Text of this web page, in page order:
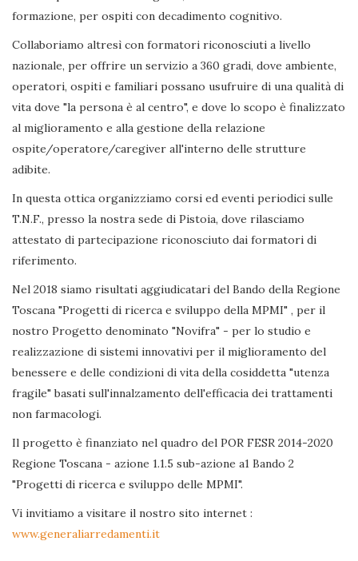
formazione, per ospiti con decadimento cognitivo.
Collaboriamo altresì con formatori riconosciuti a livello
nazionale, per offrire un servizio a 360 gradi, dove ambiente,
operatori, ospiti e familiari possano usufruire di una qualità di
vita dove "la persona è al centro", e dove lo scopo è finalizzato
al miglioramento e alla gestione della relazione
ospite/operatore/caregiver all'interno delle strutture
adibite.
In questa ottica organizziamo corsi ed eventi periodici sulle
T.N.F., presso la nostra sede di Pistoia, dove rilasciamo
attestato di partecipazione riconosciuto dai formatori di
riferimento.
Nel 2018 siamo risultati aggiudicatari del Bando della Regione
Toscana "Progetti di ricerca e sviluppo della MPMI" , per il
nostro Progetto denominato "Novifra" - per lo studio e
realizzazione di sistemi innovativi per il miglioramento del
benessere e delle condizioni di vita della cosiddetta "utenza
fragile" basati sull'innalzamento dell'efficacia dei trattamenti
non farmacologi.
Il progetto è finanziato nel quadro del POR FESR 2014-2020
Regione Toscana - azione 1.1.5 sub-azione a1 Bando 2
"Progetti di ricerca e sviluppo delle MPMI".
Vi invitiamo a visitare il nostro sito internet :
www.generaliarredamenti.it